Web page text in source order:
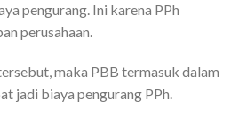
pengurang. Ini karena PPh
perusahaan.
maka PBB termasuk dalam
jadi biaya pengurang PPh.